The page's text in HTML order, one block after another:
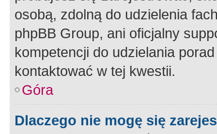
osobą, zdolną do udzielenia
phpBB Group, ani oficjalny
kompetencji do udzielania
kontaktować w tej kwestii.
Góra
Dlaczego nie mogę się